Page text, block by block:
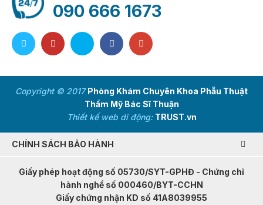
090 666 1673
Copyright © 2017Phòng Khám Chuyên Khoa Phẫu Thuật
Thẩm Mỹ Bác Sĩ Thuận
Thiết kế web di động: TRUST.vn
CHÍNH SÁCH BẢO HÀNH
Giấy phép hoạt động số 05730/SYT-GPHĐ - Chứng chỉ
hành nghề số 000460/BYT-CCHN
Giấy chứng nhận KD số 41A8039955